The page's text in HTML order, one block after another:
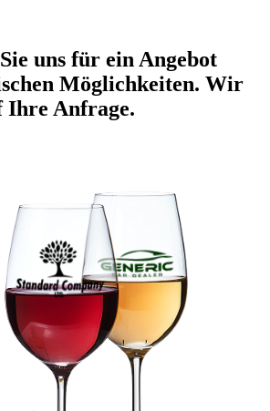
Sie uns für ein Angebot
Möglichkeiten. Wir
Ihre Anfrage.